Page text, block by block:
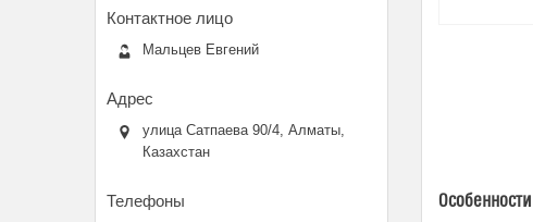
Особенности
Мальцев Евгений
улица Сатпаева 90/4, Алматы,
Казахстан